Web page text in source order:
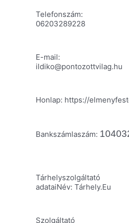
Telefonszám:
06203289228
E-mail:
ildiko@pontozottvilag.hu
Honlap: https://
Bankszámlaszám:
Tárhelyszolgáltató
adataiNév: Tárhely.Eu
Szolgáltató